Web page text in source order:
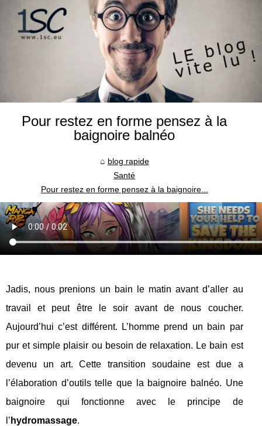
Pour restez en forme pensez à la
baignoire balnéo
blog rapide
Santé
Pour restez en forme pensez à la baignoire...
Jadis, nous prenions un bain le matin avant d’aller au
travail et peut être le soir avant de nous coucher.
Aujourd’hui c’est différent. L’homme prend un bain par
pur et simple plaisir ou besoin de relaxation. Le bain est
devenu un art. Cette transition soudaine est due a
l’élaboration d’outils telle que la baignoire balnéo. Une
baignoire qui fonctionne avec le principe de
l’ hydromassage.